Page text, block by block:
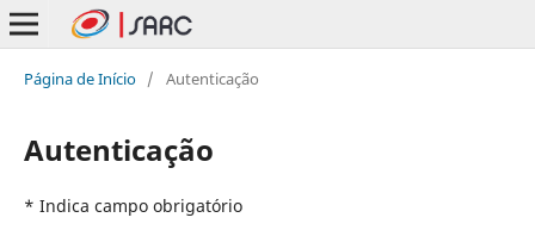
Página de Início / Autenticação
Autenticação
* Indica campo obrigatório